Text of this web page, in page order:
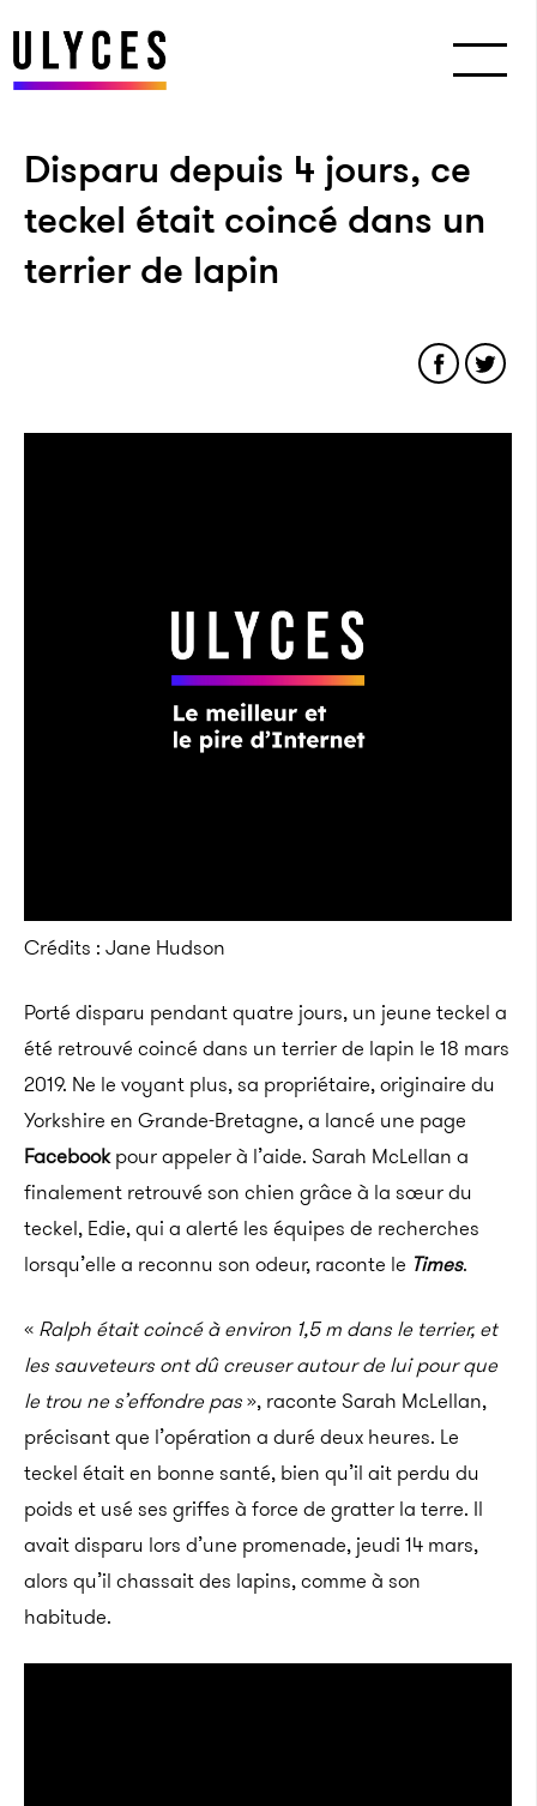
Disparu depuis 4 jours, ce
teckel était coincé dans un
terrier de lapin
Crédits : Jane Hudson‎
Porté disparu pendant quatre jours, un jeune teckel a
été retrouvé coincé dans un terrier de lapin le 18 mars
2019. Ne le voyant plus, sa propriétaire, originaire du
Yorkshire en Grande-Bretagne, a lancé une page
Facebookpour appeler à l’aide. Sarah McLellan a
finalement retrouvé son chien grâce à la sœur du
teckel, Edie, qui a alerté les équipes de recherches
lorsqu’elle a reconnu son odeur, raconte le Times.
« Ralph était coincé à environ 1,5 m dans le terrier, et
les sauveteurs ont dû creuser autour de lui pour que
le trou ne s’effondre pas», raconte Sarah McLellan,
précisant que l’opération a duré deux heures. Le
teckel était en bonne santé, bien qu’il ait perdu du
poids et usé ses griffes à force de gratter la terre. Il
avait disparu lors d’une promenade, jeudi 14 mars,
alors qu’il chassait des lapins, comme à son
habitude.